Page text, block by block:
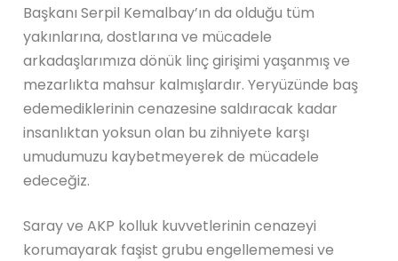
Başkanı Serpil Kemalbay’ın da olduğu tüm
yakınlarına, dostlarına ve mücadele
arkadaşlarımıza dönük linç girişimi yaşanmış ve
mezarlıkta mahsur kalmışlardır. Yeryüzünde baş
edemediklerinin cenazesine saldıracak kadar
insanlıktan yoksun olan bu zihniyete karşı
umudumuzu kaybetmeyerek de mücadele
edeceğiz.
Saray ve AKP kolluk kuvvetlerinin cenazeyi
korumayarak faşist grubu engellememesi ve